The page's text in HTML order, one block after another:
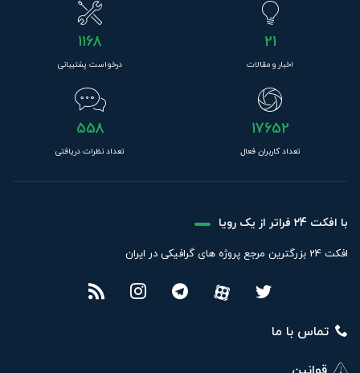
21
اخبار و مقالات
1168
درخواست پشتیبانی
17652
تعداد کاربران فعال
558
تعداد نظرات دریافتی
با افکت 24 فراتر از یک رویا
افکت 24 بزرگترین مرجع پروژه های گرافیکی در ایران
تماس با ما